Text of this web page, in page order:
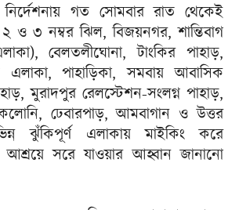
নির্দেশনায় গত সোমবার রাত থেকেই
৩ নম্বর ঝিল, বিজয়নগর, শান্তিবাগ
বেলতলীঘোনা, টাংকির পাহাড়,
পাহাড়িকা, সমবায় আবাসিক
মুরাদপুর রেলস্টেশন-সংলগ্ন পাহাড়,
ঢেবারপাড়, আমবাগান ও উত্তর
ঝুঁকিপূর্ণ এলাকায় মাইকিং করে
আশ্রয়ে সরে যাওয়ার আহ্বান জানানো